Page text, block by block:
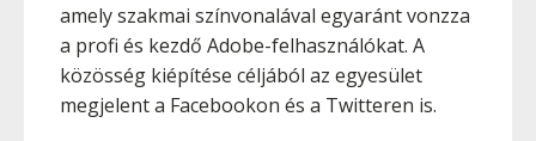
amely szakmai színvonalával egyaránt vonzza
a profi és kezdő Adobe-felhasználókat. A
közösség kiépítése céljából az egyesület
megjelent a Facebookon és a Twitteren is.